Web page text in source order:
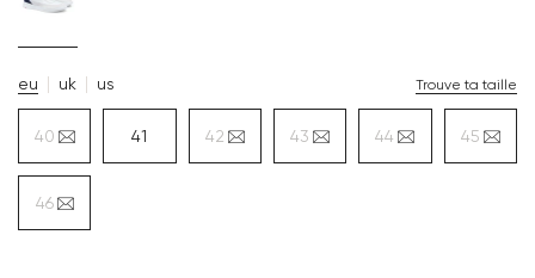
eu uk us Trouve ta taille
40 41 42 43 44 45
46